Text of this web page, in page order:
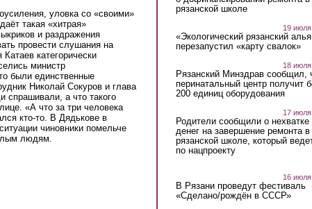
уловка со «своими»
такая «хитрая»
и раздражения
провести слушания на
категорически
министр
были единственные
Николай Сокуров и глава
спрашивали, а что такого
«А что за три человека
кто-то. В Дядькове в
чиновники помельче
людям.
рязанской школе
19
«Экологический рязанский
перезапустил «карту свалок»
18
Рязанский Минздрав сообщил,
перинатальный центр получит
200 единиц оборудования
17
Родители сообщили о нехватке
денег на завершение ремонта в
рязанской школе, который
по нацпроекту
16
В Рязани проведут фестиваль
«Сделано/рождён в СССР»